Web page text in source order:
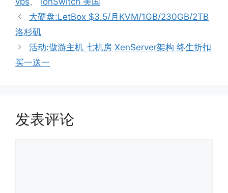
大硬盘:LetBox $3.5/月KVM/1GB/230GB/2TB
洛杉矶
活动:傲游主机 七机房 XenServer架构 终生折扣
买一送一
发表评论